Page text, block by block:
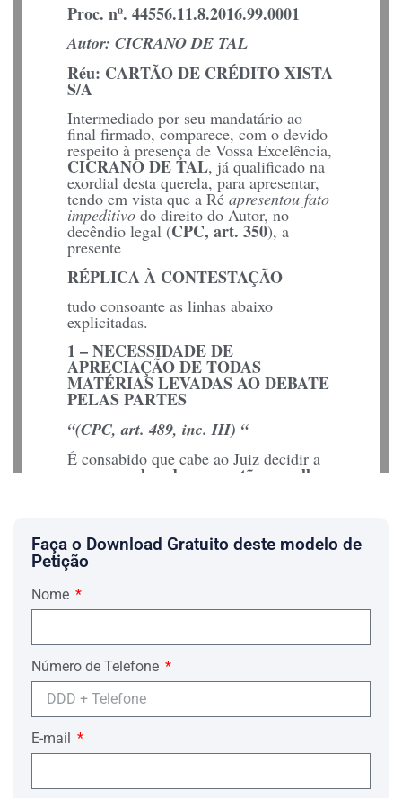
Proc. nº. 44556.11.8.2016.99.0001
Autor: CICRANO DE TAL
Réu: CARTÃO DE CRÉDITO XISTA
S/A
Intermediado por seu mandatário ao
final firmado, comparece, com o devido
respeito à presença de Vossa Excelência,
CICRANO DE TAL, já qualificado na
exordial desta querela, para apresentar,
tendo em vista que a Ré apresentou fato
impeditivo do direito do Autor, no
decêndio legal (CPC, art. 350), a
presente
RÉPLICA À CONTESTAÇÃO
tudo consoante as linhas abaixo
explicitadas.
1 – NECESSIDADE DE
APRECIAÇÃO DE TODAS
MATÉRIAS LEVADAS AO DEBATE
PELAS PARTES
“(CPC, art. 489, inc. III) “
É consabido que cabe ao Juiz decidir a
resolvendo as questões que lhe
Art. 489. São elementos essenciais da
sentença:
( . . . )
resolverá as questões, que as partes lhe
submeterem
Na hipótese ora trazida à baila, ou seja,
no caso de julgamento proferido pelo
juízo monocrático de primeiro grau,
forçoso
aos autos para debate constem na
Faça o Download Gratuito deste modelo de
Petição
Nome
Número de Telefone
E-mail